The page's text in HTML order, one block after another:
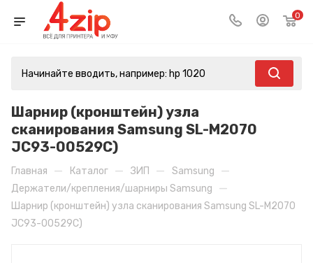
0
Шарнир (кронштейн) узла
сканирования Samsung SL-M2070
JC93-00529C)
Главная — Каталог — ЗИП — Samsung —
Держатели/крепления/шарниры Samsung —
Шарнир (кронштейн) узла сканирования Samsung SL-M2070
JC93-00529C)